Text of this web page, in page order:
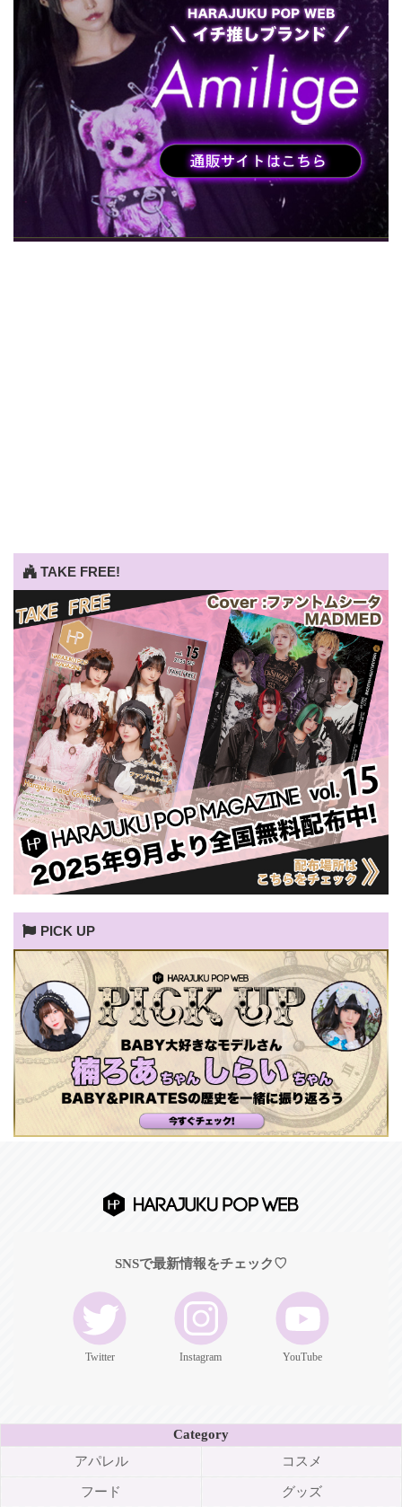
TAKE FREE!
PICK UP
SNSで最新情報をチェック♡
Twitter Instagram YouTube
Category
アパレル
コスメ
フード グッズ